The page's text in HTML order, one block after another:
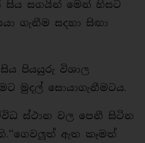
සිය සගයින් මෙන් හිසට
ගැනීම සදහා සිඟා
පියයුරු විශාල
මුදල් සොයාගැනීමටය.
ස්ථාන වල පෙනී සිටින
ඇත කෑමත්